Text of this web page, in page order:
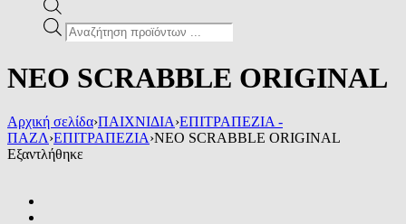
Products
search
ΝΕΟ SCRABBLE ORIGINAL
Αρχική σελίδα›ΠΑΙΧΝΙΔΙΑ›ΕΠΙΤΡΑΠΕΖΙΑ -
ΠΑΖΛ›ΕΠΙΤΡΑΠΕΖΙΑ›ΝΕΟ SCRABBLE ORIGINAL
Εξαντλήθηκε